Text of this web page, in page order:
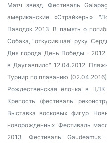
Матч звёзд
Фестиваль
американские «Страйкеры»
Паводок 2013 В память о
Собака, "откусившая" руку
Дня города День Победы - 2012
в Даугавпилс" 12.04.2012
Турнир по плаванию (02.04.2016)
Рождественская ёлочка в ЦЛК
Крепость (фестиваль
Выставка восковых фигур
новорожденных Фестиваль
2013
Фестиваль Gaudeamus